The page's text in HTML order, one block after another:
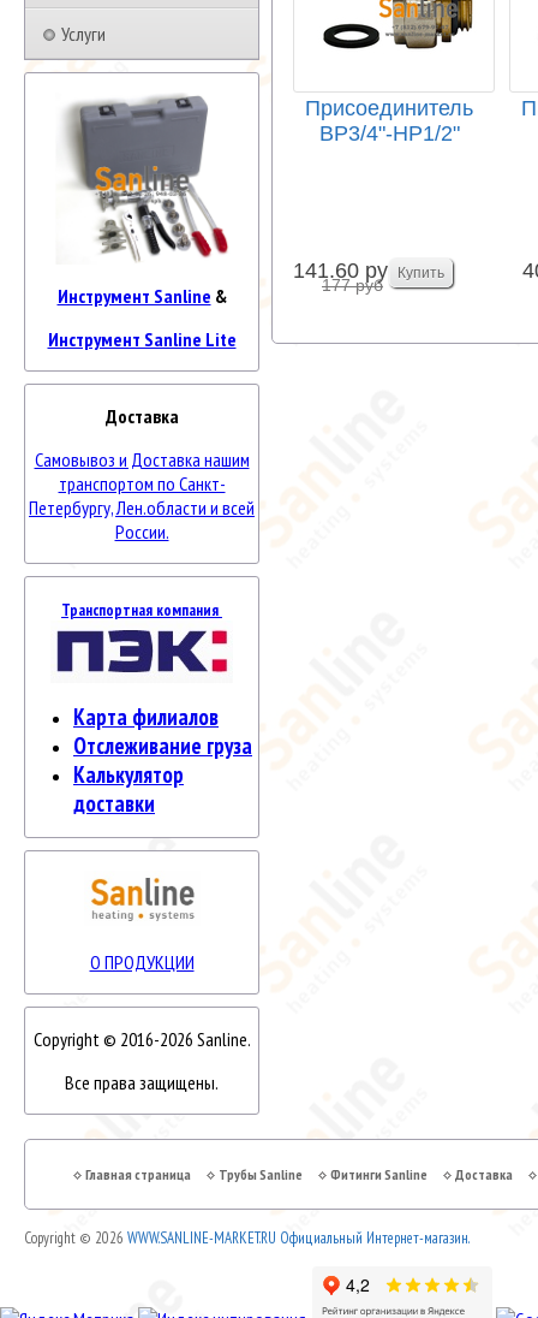
Услуги
Инструмент Sanline &
Инструмент Sanline Lite
Доставка
Самовывоз и Доставка нашим
транспортом по Санкт-
Петербургу, Лен.области и всей
России.
Транспортная компания
Карта филиалов
Отслеживание груза
Калькулятор
доставки
О ПРОДУКЦИИ
Copyright © 2016-2026 Sanline.
Все права защищены.
Присоединитель
ВР3/4"-НР1/2"
141.60 руб
177 руб
Главная страница Трубы Sanline Фитинги Sanline Доставка
Copyright © 2026 WWW.SANLINE-MARKET.RU Официальный Интернет-магазин.